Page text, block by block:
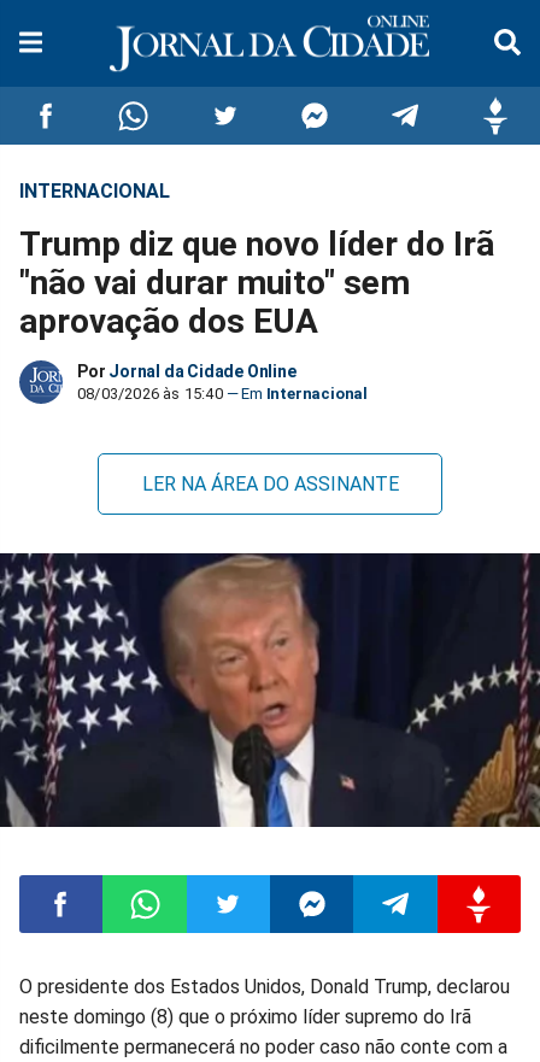
Compartilhar
no
Facebook
Compartilhar
no
Whatsapp
no
Twitter
no
Messenger
no
no
INTERNACIONAL
Trump diz que novo líder do Irã
"não vai durar muito" sem
aprovação dos EUA
Por Jornal da Cidade Online
08/03/2026 às 15:40 Internacional
LER NA ÁREA DO ASSINANTE
Compartilhar
no
Compartilhar
no
Compartilhar
no
Compartilhar
no
Compartilhar
no
no
O presidente dos Estados Unidos, Donald Trump, declarou
neste domingo (8) que o próximo líder supremo do Irã
dificilmente permanecerá no poder caso não conte com a